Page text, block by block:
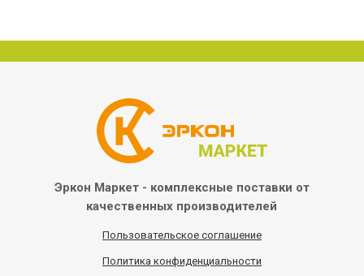
Эркон Маркет - комплексные поставки от
качественных производителей
Пользовательское соглашение
Политика конфиденциальности